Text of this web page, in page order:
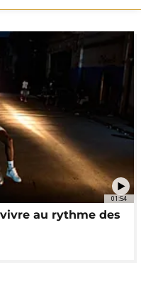
01:54
au rythme des